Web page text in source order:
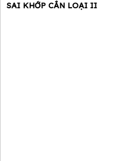
SAI KHỚP CẮN LOẠI II